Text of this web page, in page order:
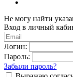
Не могу найти
Вход в личный
Логин:
Пароль:
Забыли пароль?